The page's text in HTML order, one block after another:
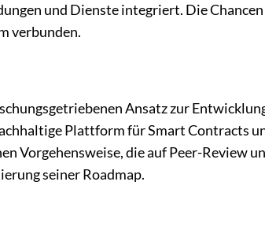
und Dienste integriert. Die
verbunden.
Ansatz zur
Plattform für Smart Contracts
Vorgehensweise, die auf Peer-Review
seiner Roadmap.